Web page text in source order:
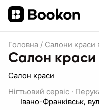
Головна / Салони краси
Салон краси
Салон краси
Нігтьовий сервіс ·
Івано-Франківськ,